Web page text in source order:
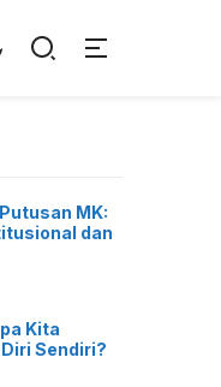
MK:
dan
Kita
Sendiri?